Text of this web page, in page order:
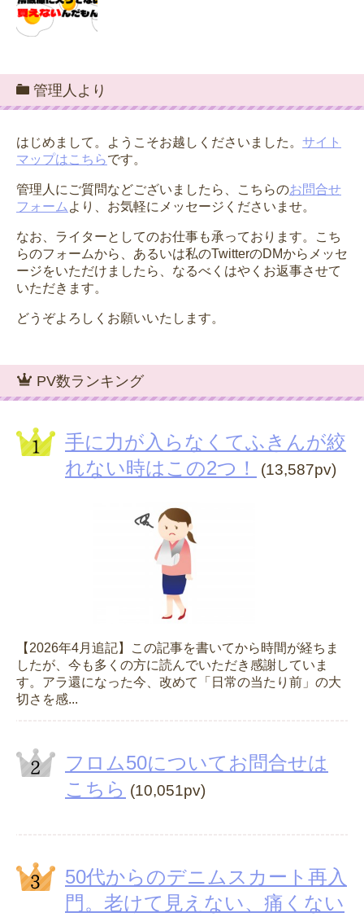
管理人より
はじめまして。ようこそお越しくださいました。 サイト
マップはこちらです。
管理人にご質問などございましたら、こちらのお問合せ
フォーム より、お気軽にメッセージくださいませ。
なお、ライターとしてのお仕事も承っております。こち
らのフォームから、あるいは私のTwitterのDMからメッセ
ージをいただけましたら、なるべくはやくお返事させて
いただきます。
どうぞよろしくお願いいたします。
PV数ランキング
手に力が入らなくてふきんが絞
れない時はこの2つ！
(13,587pv)
【2026年4月追記】この記事を書いてから時間が経ちま
したが、今も多くの方に読んでいただき感謝していま
す。アラ還になった今、改めて「日常の当たり前」の大
切さを感...
フロム50についてお問合せは
こちら (10,051pv)
50代からのデニムスカート再入
門。老けて見えない、痛くない